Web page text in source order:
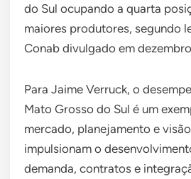
do Sul ocupando a quarta
maiores produtores, segundo
Conab divulgado em
Para Jaime Verruck, o
Mato Grosso do Sul é um
mercado, planejamento e
impulsionam o
demanda, contratos e